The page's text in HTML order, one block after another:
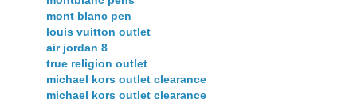
mont blanc pen
louis vuitton outlet
air jordan 8
true religion outlet
michael kors outlet clearance
michael kors outlet clearance